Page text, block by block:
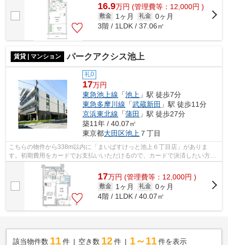
16.9万円 (管理費等：12,000円 )
敷金 1ヶ月 礼金 0ヶ月
3階 / 1LDK / 37.06㎡
賃貸 | マンション パークアクシス池上
礼0
17万円
東急池上線 「池上 」駅 徒歩7分
東急多摩川線 「武蔵新田 」駅 徒歩11分
京浜東北線 「蒲田 」駅 徒歩27分
築11年 / 40.07㎡
東京都大田区池上 ７丁目
こちらの物件から338m以内に「まいばすけっと池上６丁目店」がありま
す。初期費用をカードでお支払いいただけるので、カードで決済したい方に
もおすすめです。周辺環境も良好で、魅力...
17万円 (管理費等：12,000円 )
敷金 1ヶ月 礼金 0ヶ月
4階 / 1LDK / 40.07㎡
該当物件数 11件 空き数 12 件 1～11 件を表示